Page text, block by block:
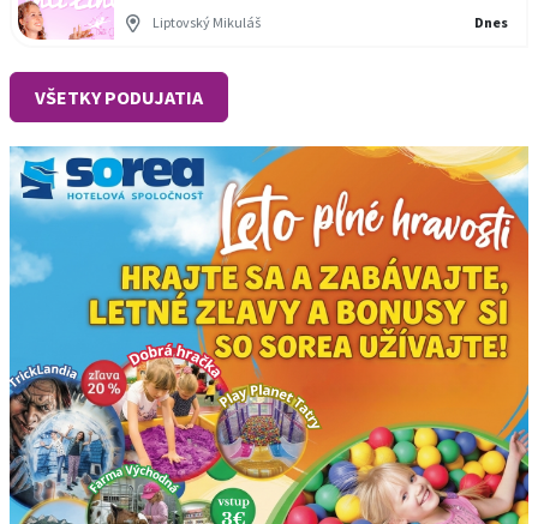
Liptovský Mikuláš Dnes
VŠETKY PODUJATIA